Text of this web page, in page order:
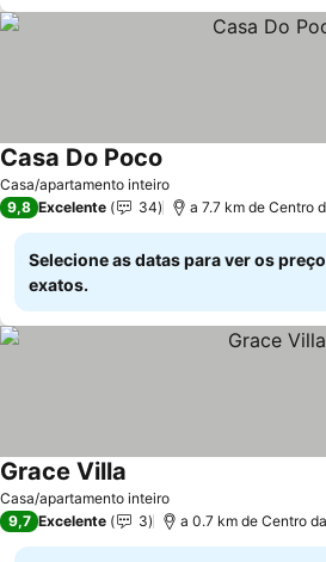
Casa/apartamento inteiro
Casa Do Poco
9,8 Excelente 34 a 7.7 km de Centro
Selecione as datas para ver os
exatos.
Casa/apartamento inteiro
Grace Villa
9,7 Excelente 3 a 0.7 km de Centro